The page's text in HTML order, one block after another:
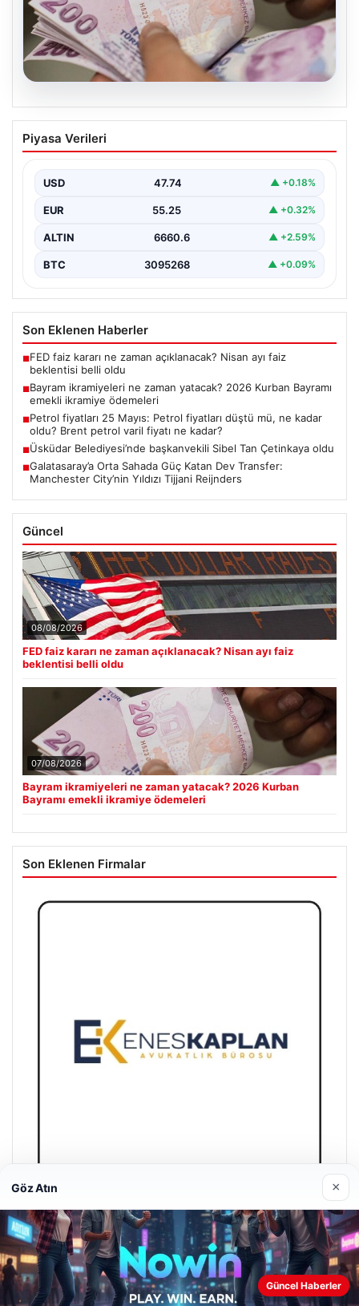
Bayram ikramiyeleri ne zaman yatacak?
2026 Kurban Bayramı emekli ikramiye
Piyasa Verileri
USD 47.74 ▲ +0.18%
EUR 55.25 ▲ +0.32%
ALTIN 6660.6 ▲ +2.59%
BTC 3095268 ▲ +0.09%
Son Eklenen Haberler
■FED faiz kararı ne zaman açıklanacak? Nisan ayı faiz
beklentisi belli oldu
■Bayram ikramiyeleri ne zaman yatacak? 2026 Kurban Bayramı
emekli ikramiye ödemeleri
■Petrol fiyatları 25 Mayıs: Petrol fiyatları düştü mü, ne kadar
oldu? Brent petrol varil fiyatı ne kadar?
■Üsküdar Belediyesi’nde başkanvekili Sibel Tan Çetinkaya oldu
■Galatasaray’a Orta Sahada Güç Katan Dev Transfer:
Manchester City’nin Yıldızı Tijjani Reijnders
Güncel
08/08/2026
FED faiz kararı ne zaman açıklanacak? Nisan ayı faiz
beklentisi belli oldu
07/08/2026
Bayram ikramiyeleri ne zaman yatacak? 2026 Kurban
Bayramı emekli ikramiye ödemeleri
Son Eklenen Firmalar
Enes Kaplan Avukatlık Bürosu
28/04/2026
Web sitemizi nasıl kullandığınızı daha iyi anlayabilmek,
deneyiminizi kişiselleştirmek ve geliştirmek amacıyla çerezler
Göz Atın ×
Güncel Haberler